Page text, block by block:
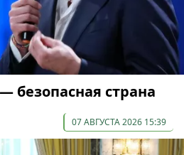
безопасная страна
07 АВГУСТА 2026 15:39